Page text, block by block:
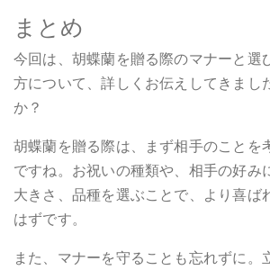
まとめ
今回は、胡蝶蘭を贈る際のマナーと選
方について、詳しくお伝えしてきまし
か？
胡蝶蘭を贈る際は、まず相手のことを
ですね。お祝いの種類や、相手の好み
大きさ、品種を選ぶことで、より喜ば
はずです。
また、マナーを守ることも忘れずに。